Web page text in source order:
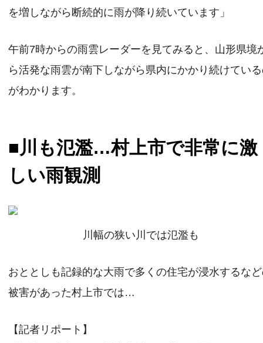
を増しながら断続的に雨が降り続いています」
午前7時からの雨雲レーダーを見てみると、山形県境
ら活発な雨雲が南下しながら県内にかかり続けてい
がわかります。
■川も氾濫…村上市で非常に激
しい雨観測
川幅の狭い川では氾濫も
おととしも記録的な大雨で多くの住宅が浸水するな
被害があった村上市では…
【記者リポート】